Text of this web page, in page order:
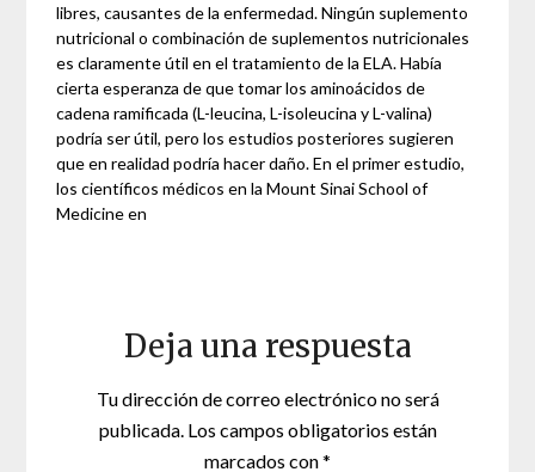
libres, causantes de la enfermedad. Ningún suplemento
nutricional o combinación de suplementos nutricionales
es claramente útil en el tratamiento de la ELA. Había
cierta esperanza de que tomar los aminoácidos de
cadena ramificada (L-leucina, L-isoleucina y L-valina)
podría ser útil, pero los estudios posteriores sugieren
que en realidad podría hacer daño. En el primer estudio,
los científicos médicos en la Mount Sinai School of
Medicine en
Deja una respuesta
Tu dirección de correo electrónico no será
publicada. Los campos obligatorios están
marcados con*